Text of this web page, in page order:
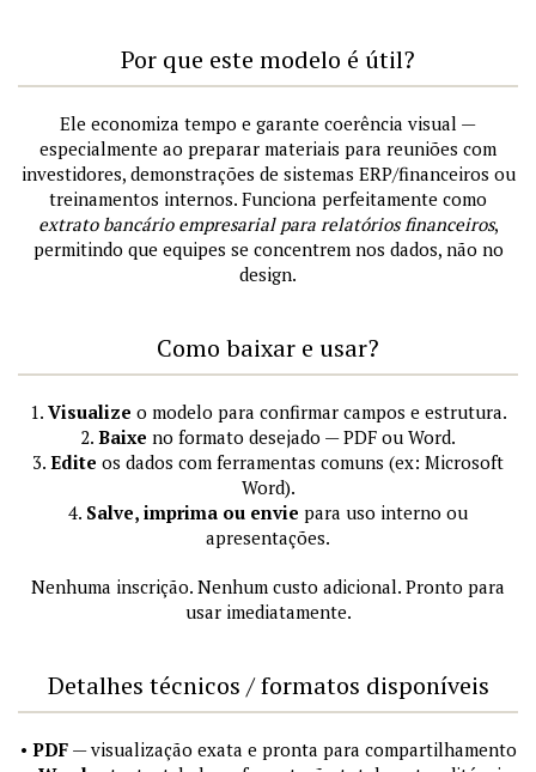
Por que este modelo é útil?
Ele economiza tempo e garante coerência visual —
especialmente ao preparar materiais para reuniões com
investidores, demonstrações de sistemas ERP/financeiros ou
treinamentos internos. Funciona perfeitamente como
extrato bancário empresarial para relatórios financeiros,
permitindo que equipes se concentrem nos dados, não no
design.
Como baixar e usar?
1. Visualize o modelo para confirmar campos e estrutura.
2. Baixe no formato desejado — PDF ou Word.
3. Edite os dados com ferramentas comuns (ex: Microsoft
Word).
4. Salve, imprima ou envie para uso interno ou
apresentações.
Nenhuma inscrição. Nenhum custo adicional. Pronto para
usar imediatamente.
Detalhes técnicos / formatos disponíveis
• PDF— visualização exata e pronta para compartilhamento